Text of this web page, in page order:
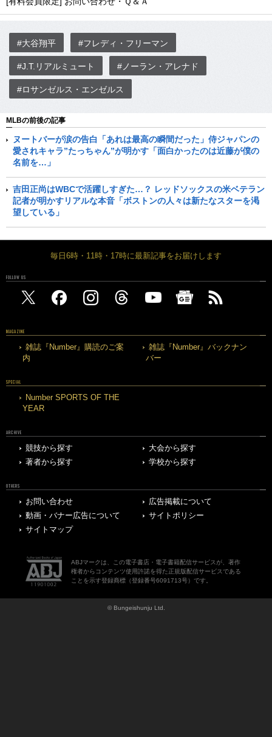
#大谷翔平 #フレディ・フリーマン
#J.T.リアルミュート #ノーラン・アレナド
#ロサンゼルス・エンゼルス
MLBの前後の記事
ヌートバーが涙の告白「あれは最高の瞬間だった」侍ジャパンの
愛されキャラ”たっちゃん”が明かす「面白かったのは近藤が僕の
名前を…」
吉田正尚はWBCで活躍しすぎた…？ レッドソックスの米ベテラン
記者が明かすリアルな本音「ボストンの人々は新たなスターを渇
望している」
毎日6時・11時・17時に最新記事をお届けします
FOLLOW US
MAGAZINE
雑誌『Number』購読のご案
内
雑誌『Number』バックナン
バー
SPECIAL
Number SPORTS OF THE
YEAR
ARCHIVE
競技から探す
大会から探す
著者から探す
学校から探す
OTHERS
お問い合わせ
広告掲載について
動画・バナー広告について
サイトポリシー
サイトマップ
ABJマークは、この電子書店・電子書籍配信サービスが、著作
権者からコンテンツ使用許諾を得た正規版配信サービスである
ことを示す登録商標（登録番号6091713号）です。
© Bungeishunju Ltd.